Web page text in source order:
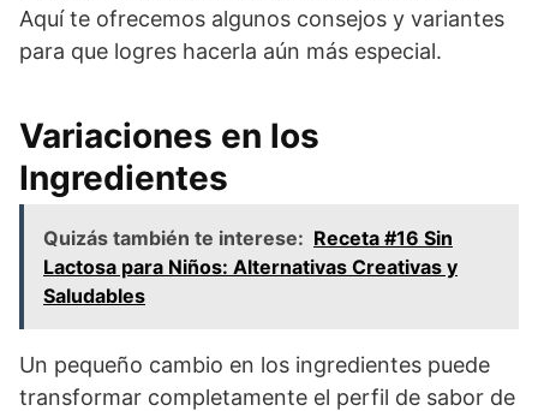
Aquí te ofrecemos algunos consejos y variantes
para que logres hacerla aún más especial.
Variaciones en los
Ingredientes
Quizás también te interese: Receta #16 Sin
Lactosa para Niños: Alternativas Creativas y
Saludables
Un pequeño cambio en los ingredientes puede
transformar completamente el perfil de sabor de